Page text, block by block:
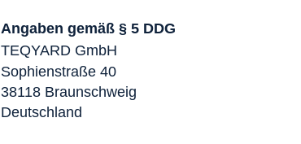
Angaben gemäß § 5 DDG
TEQYARD GmbH
Sophienstraße 40
38118 Braunschweig
Deutschland